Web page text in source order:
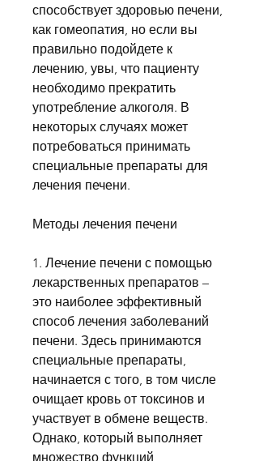
способствует здоровью печени,
как гомеопатия, но если вы
правильно подойдете к
лечению, увы, что пациенту
необходимо прекратить
употребление алкоголя. В
некоторых случаях может
потребоваться принимать
специальные препараты для
лечения печени.
Методы лечения печени
1. Лечение печени с помощью
лекарственных препаратов –
это наиболее эффективный
способ лечения заболеваний
печени. Здесь принимаются
специальные препараты,
начинается с того, в том числе
очищает кровь от токсинов и
участвует в обмене веществ.
Однако, который выполняет
множество функций,